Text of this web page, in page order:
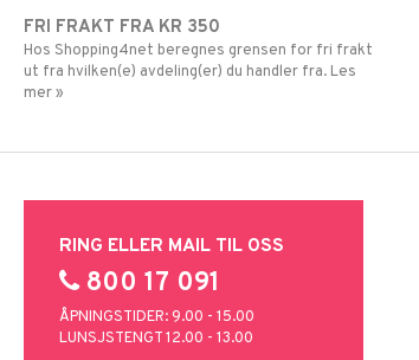
FRI FRAKT FRA KR 350
Hos Shopping4net beregnes grensen for fri frakt
ut fra hvilken(e) avdeling(er) du handler fra. Les
mer »
RING ELLER MAIL TIL OSS
800 17 091
ÅPNINGSTIDER: 9.00 - 15.00
LUNSJSTENGT 12.00 - 13.00